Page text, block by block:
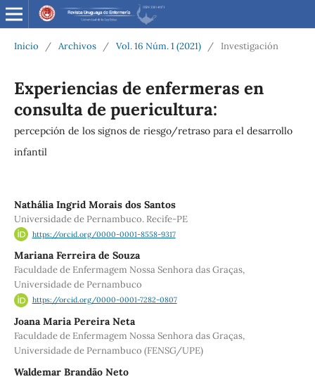
Inicio / Archivos / Vol. 16 Núm. 1 (2021) / Investigación
Experiencias de enfermeras en
consulta de puericultura:
percepción de los signos de riesgo/retraso para el desarrollo
infantil
Nathália Ingrid Morais dos Santos
Universidade de Pernambuco. Recife-PE
https://orcid.org/0000-0001-8558-9317
Mariana Ferreira de Souza
Faculdade de Enfermagem Nossa Senhora das Graças,
Universidade de Pernambuco
https://orcid.org/0000-0001-7282-0807
Joana Maria Pereira Neta
Faculdade de Enfermagem Nossa Senhora das Graças,
Universidade de Pernambuco (FENSG/UPE)
Waldemar Brandão Neto